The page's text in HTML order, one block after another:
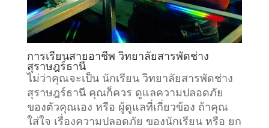
การเรียนสายอาชีพ วิทยาลัยสารพัดช่าง
สุราษฎร์ธานี
ไม่ว่าคุณจะเป็น นักเรียน วิทยาลัยสารพัดช่าง
สุราษฎร์ธานี คุณก็ควร ดูแลความปลอดภัย
ของตัวคุณเอง หรือ ผู้ดูแลที่เกี่ยวข้อง ถ้าคุณ
ใส่ใจ เรื่องความปลอดภัย ของนักเรียน หรือ ยก